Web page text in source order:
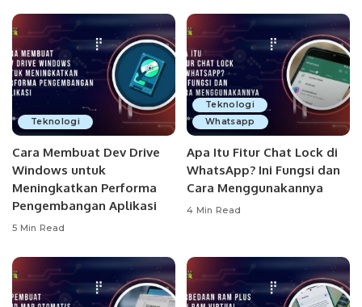
Teknologi
Cara Membuat Dev Drive
Windows untuk
Meningkatkan Performa
Pengembangan Aplikasi
5 Min Read
Teknologi
Whatsapp
Apa Itu Fitur Chat Lock di
WhatsApp? Ini Fungsi dan
Cara Menggunakannya
4 Min Read